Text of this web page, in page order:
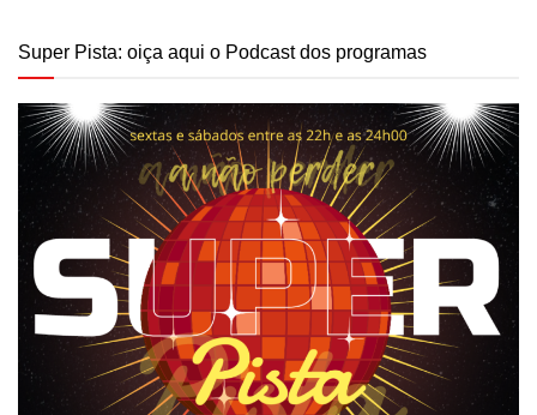
Super Pista: oiça aqui o Podcast dos programas